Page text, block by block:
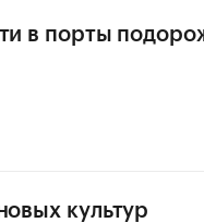
в порты
культур